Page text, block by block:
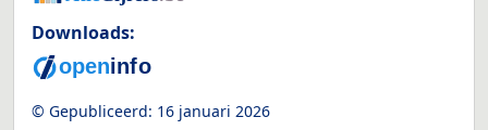
Downloads:
© Gepubliceerd: 16 januari 2026